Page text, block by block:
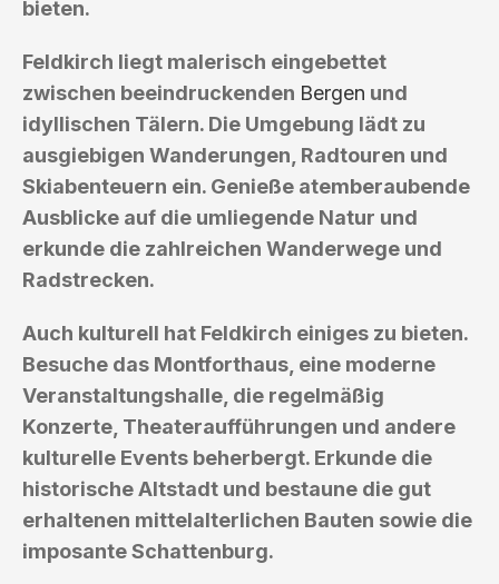
bieten.
Feldkirch liegt malerisch eingebettet
zwischen beeindruckenden Bergen und
idyllischen Tälern. Die Umgebung lädt zu
ausgiebigen Wanderungen, Radtouren und
Skiabenteuern ein. Genieße atemberaubende
Ausblicke auf die umliegende Natur und
erkunde die zahlreichen Wanderwege und
Radstrecken.
Auch kulturell hat Feldkirch einiges zu bieten.
Besuche das Montforthaus, eine moderne
Veranstaltungshalle, die regelmäßig
Konzerte, Theateraufführungen und andere
kulturelle Events beherbergt. Erkunde die
historische Altstadt und bestaune die gut
erhaltenen mittelalterlichen Bauten sowie die
imposante Schattenburg.